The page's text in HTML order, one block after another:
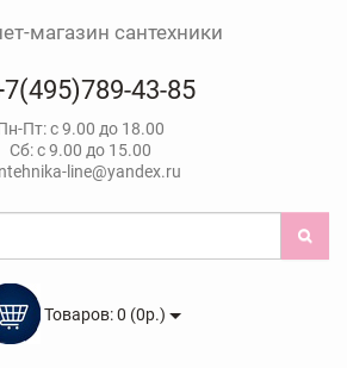
магазин сантехники
43-85
Пт: с 9.00 до 18.00
Сб: с 9.00 до 15.00
line@yandex.ru
Товаров: 0 (0р.)